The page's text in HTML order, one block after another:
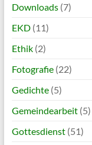
Downloads(7)
EKD(11)
Ethik(2)
Fotografie(22)
Gedichte(5)
Gemeindearbeit(5)
Gottesdienst(51)